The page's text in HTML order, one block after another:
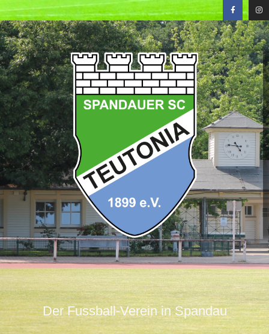
Der Fussball-Verein in Spandau